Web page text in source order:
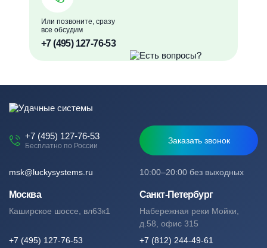
Или позвоните, сразу
все обсудим
+7 (495) 127-76-53
+7 (495) 127-76-53
Бесплатно по России
Заказать звонок
10:00–20:00 без выходных
msk@luckysystems.ru
Москва
Каширское шоссе, вл63к1
+7 (495) 127-76-53
Санкт-Петербург
Набережная реки Мойки,
д.58, офис 315
+7 (812) 244-49-61